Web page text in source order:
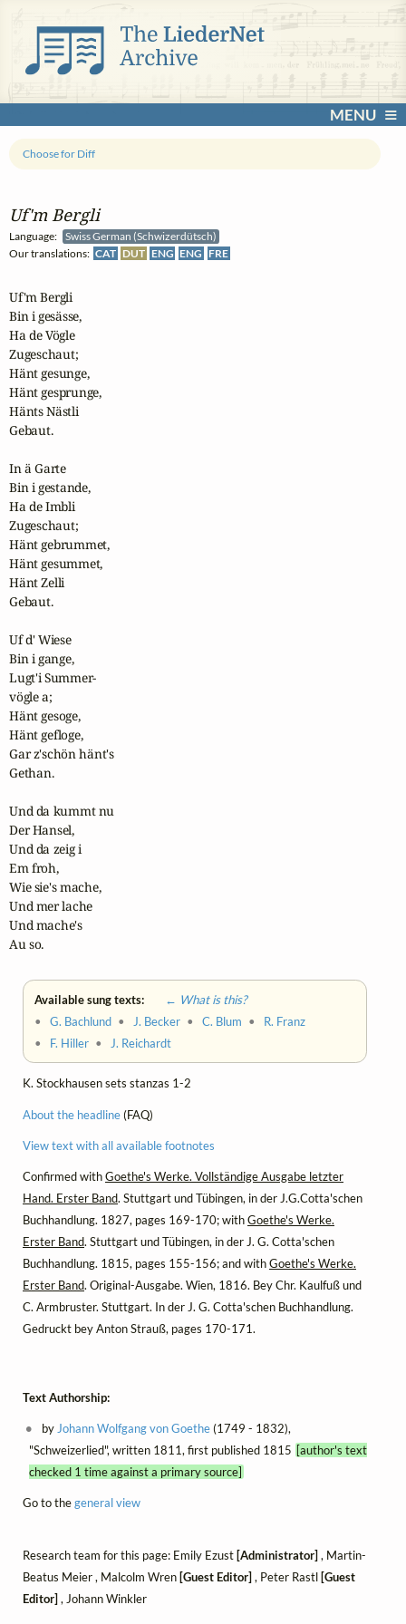
MENU
Uf'm Bergli
Language:
Swiss German (Schwizerdütsch)
Our translations: CAT DUT ENG ENG FRE
Choose for Diff
Uf'm Bergli
Bin i gesässe,
Ha de Vögle
Zugeschaut;
Hänt gesunge,
Hänt gesprunge,
Hänts Nästli
Gebaut.
In ä Garte
Bin i gestande,
Ha de Imbli
Zugeschaut;
Hänt gebrummet,
Hänt gesummet,
Hänt Zelli
Gebaut.
Uf d' Wiese
Bin i gange,
Lugt'i Summer-
vögle a;
Hänt gesoge,
Hänt gefloge,
Gar z'schön hänt's
Gethan.
Und da kummt nu
Der Hansel,
Und da zeig i
Em froh,
Wie sie's mache,
Und mer lache
Und mache's
Au so.
Available sung texts:
← What is this?
•G. Bachlund • J. Becker •C. Blum • R. Franz
• F. Hiller • J. Reichardt
K. Stockhausen sets stanzas 1-2
About the headline(FAQ)
View text with all available footnotes
Confirmed withGoethe's Werke. Vollständige Ausgabe letzter
Hand. Erster Band. Stuttgart und Tübingen, in der J.G.Cotta'schen
Buchhandlung. 1827, pages 169-170; withGoethe's Werke.
Erster Band. Stuttgart und Tübingen, in der J. G. Cotta'schen
Buchhandlung. 1815, pages 155-156; and withGoethe's Werke.
Erster Band. Original-Ausgabe. Wien, 1816. Bey Chr. Kaulfuß und
C. Armbruster. Stuttgart. In der J. G. Cotta'schen Buchhandlung.
Gedruckt bey Anton Strauß, pages 170-171.
Text Authorship:
byJohann Wolfgang von Goethe(1749 - 1832),
"Schweizerlied", written 1811, first published 1815 [author's text
checked 1 time against a primary source]
Go to thegeneral view
Research team for this page: Emily Ezust [Administrator] , Martin-
Beatus Meier , Malcolm Wren [Guest Editor] , Peter Rastl [Guest
Editor] , Johann Winkler